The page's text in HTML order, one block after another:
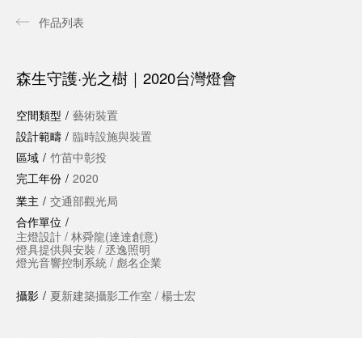
作品列表
森生守護·光之樹｜2020台灣燈會
空間類型
藝術裝置
設計範疇
臨時設施與裝置
區域
竹苗中彰投
完工年份
2020
業主
交通部觀光局
合作單位
主燈設計 / 林舜龍(達達創意)
燈具提供與安裝 / 丞逸照明
燈光音響控制系統 / 彪名企業
攝影 夏新建築攝影工作室 / 楊士宏